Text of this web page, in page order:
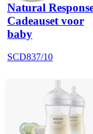
Natural
Cadeauset voor
baby
SCD837/10